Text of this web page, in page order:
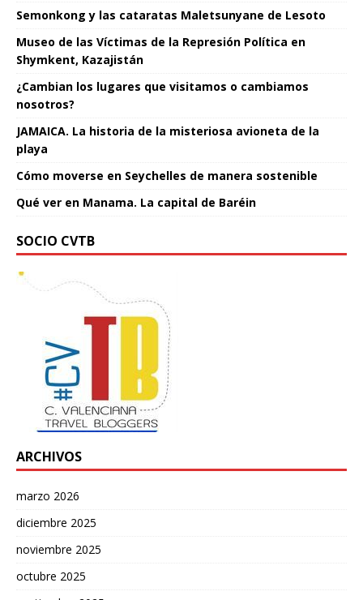
Semonkong y las cataratas Maletsunyane de Lesoto
Museo de las Víctimas de la Represión Política en
Shymkent, Kazajistán
¿Cambian los lugares que visitamos o cambiamos
nosotros?
JAMAICA. La historia de la misteriosa avioneta de la
playa
Cómo moverse en Seychelles de manera sostenible
Qué ver en Manama. La capital de Baréin
SOCIO CVTB
ARCHIVOS
marzo 2026
diciembre 2025
noviembre 2025
octubre 2025